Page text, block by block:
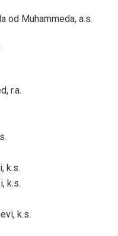
od Muhammeda, a.s.
r.a.
k.s.
k.s.
k.s.